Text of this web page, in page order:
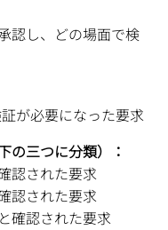
認し、どの場面で検
が必要になった要求
の三つに分類）：
認された要求
認された要求
確認された要求